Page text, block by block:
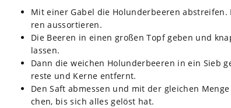
Mit einer Gabel die Holun­der­bee­ren
ren aus­sor­tie­ren.
Die Bee­ren in einen gro­ßen Topf geben und
las­sen.
Dann die wei­chen Holun­der­bee­ren in ein Sieb
reste und Kerne ent­fernt.
Den Saft abmes­sen und mit der glei­chen
chen, bis sich alles gelöst hat.